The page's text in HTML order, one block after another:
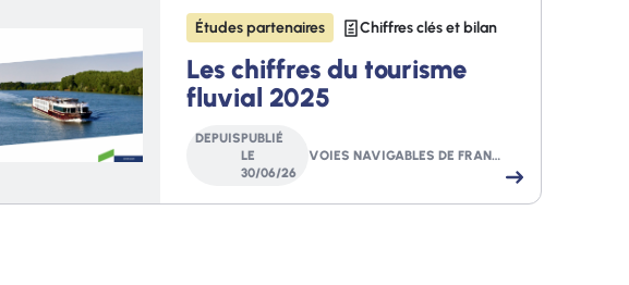
Études partenaires Chiffres clés et bilan
Les chiffres du tourisme
fluvial 2025
DEPUISPUBLIÉ
LE
30/06/26
VOIES NAVIGABLES DE FRANCE